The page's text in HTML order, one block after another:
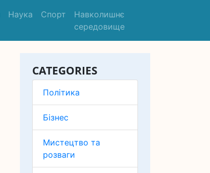
Наука Спорт
Навколишнє
середовище
CATEGORIES
Політика
Бізнес
Мистецтво та
розваги